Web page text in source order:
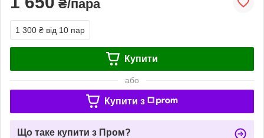
₴/пара
1 300 ₴ від 10 пар
Купити
або
Купити з
Що таке купити з Пром?